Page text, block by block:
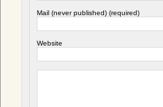
Mail (never published) (required)
Website